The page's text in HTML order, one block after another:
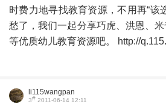
时费力地寻找教育资源，不用再“该
愁了，我们一起分享巧虎、洪恩、
等优质幼儿教育资源吧。 http://
li115wangpan
3# 2011-06-14 12:11